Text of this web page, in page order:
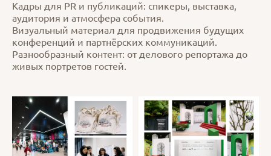
Кадры для PR и публикаций: спикеры, выставка,
аудитория и атмосфера события.
Визуальный материал для продвижения будущих
конференций и партнёрских коммуникаций.
Разнообразный контент: от делового репортажа до
живых портретов гостей.